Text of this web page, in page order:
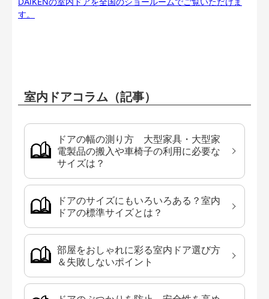
す。
室内ドアコラム（記事）
ドアの幅の測り方 大型家具・大型家
電製品の搬入や車椅子の利用に必要な
サイズは？
ドアのサイズにもいろいろある？室内
ドアの標準サイズとは？
部屋をおしゃれに彩る室内ドア選び方
＆失敗しないポイント